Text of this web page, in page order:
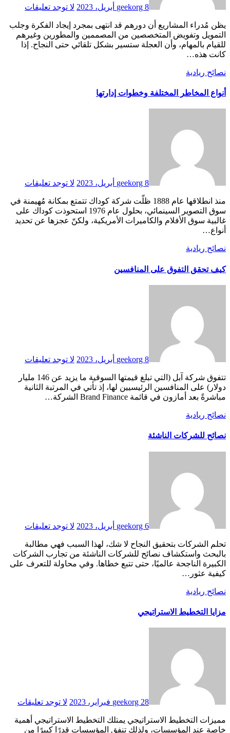
geekorg 8 أبريل، 2023 لا توجد تعليقات
يظن مُدراء المشاريع أن دورهم قد انتهى بمجرد إيجاد الفكرة وجلب
التمويل وتفويض المتخصصين من المصممين والمطورين وغيرهم
للقيام بالمهام، وأن العجلة ستسير بشكل تلقائي حتى النجاح. إذا
كانت هذه…
نصائح ريادية
أنواع المخاطر المختلفة وخطوات إدارتها
geekorg 8 أبريل، 2023 لا توجد تعليقات
منذ انطلاقها عام 1888 ظلّت شركة كوداك تتمتع بمكانة مُهيمنة في
سوق التصوير السينمائي، بحلول عام 1976 استحوذت كوداك على
غالبية سوق الأفلام والكاميرات الأمريكية، ولكنّ عجزها عن تحديد
أنواع…
نصائح ريادية
كيف تحقق التفوق على المنافسين
geekorg 8 أبريل، 2023 لا توجد تعليقات
تتفوق شركة آبل (التي تبلغ قيمتها السوقية ما يزيد عن 146 مليار
دولار) على المنافسين الرئيسيين لها، إذ تأتي في المرتبة الثانية
مباشرةً بعد أمازون في قائمة Brand Finance الشركة…
نصائح ريادية
نصائح للشركات الناشئة
geekorg 6 أبريل، 2023 لا توجد تعليقات
تحلم الشركات بتحقيق النجاح لا شك، لهذا السبب فهي مطالبة
بالبحث واستكشاف نصائح للشركات الناشئة من تجارب الشركات
الكبيرة الناجحة عالميًا، حتى تتبع خطاها. وفي محاولة للتعرف على
كيفية عثور…
نصائح ريادية
مزايا التخطيط الاستراتيجي
geekorg 28 فبراير، 2023 لا توجد تعليقات
مميزات التخطيط الاستراتيجي يمتلك التخطيط الاستراتيجي أهمية
خاصة عند المؤسسات، ولذلك تنفق المؤسسات قدرًا كبيرًا من